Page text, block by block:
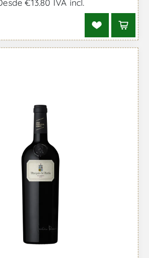
€13,80 IVA incl.